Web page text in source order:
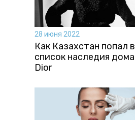
28 июня 2022
Как Казахстан попал в
список наследия дома
Dior